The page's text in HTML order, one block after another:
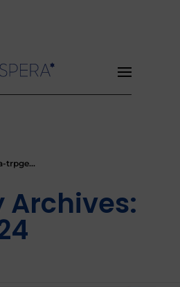
trpge...
Archives: